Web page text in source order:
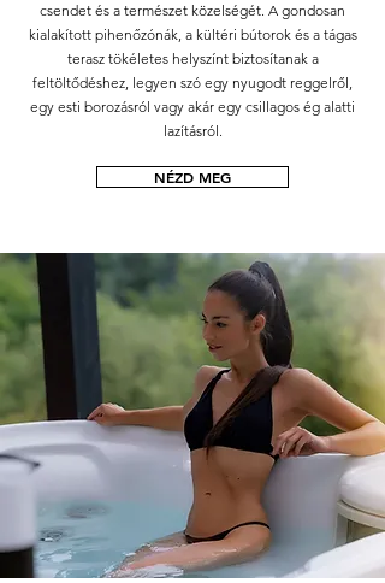
csendet és a természet közelségét. A gondosan
kialakított pihenőzónák, a kültéri bútorok és a tágas
terasz tökéletes helyszínt biztosítanak a
feltöltődéshez, legyen szó egy nyugodt reggelről,
egy esti borozásról vagy akár egy csillagos ég alatti
lazításról.
NÉZD MEG